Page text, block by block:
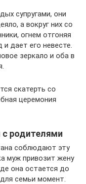
супругами, они
а вокруг них со
огнем отгоняя
дает его невесте.
зеркало и оба в
скатерть со
церемония
родителями
соблюдают эту
муж привозит жену
она остается до
семьи момент.